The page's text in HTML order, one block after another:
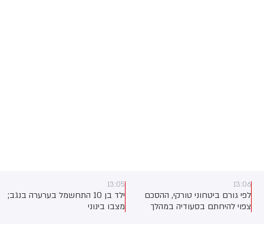
13:05
ילד בן 10 התחשמל בערערה בנגב;
מצבו בינוני
13:00
סעודיה, טורקיה ופקיסטן צפויות
לחתום היום על הסכם ביטחוני